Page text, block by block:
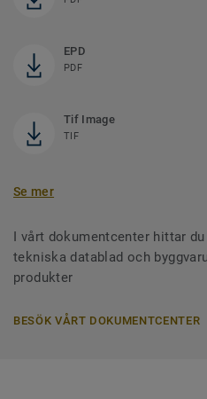
EPD
PDF
Tif Image
TIF
Se mer
I vårt dokumentcenter hittar
tekniska datablad och
produkter
BESÖK VÅRT DOKUMENTCENTER